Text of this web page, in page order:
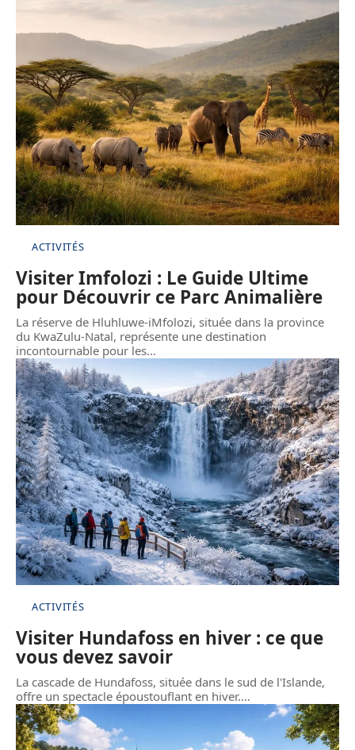
ACTIVITÉS
Visiter Imfolozi : Le Guide Ultime
pour Découvrir ce Parc Animalière
La réserve de Hluhluwe-iMfolozi, située dans la province
du KwaZulu-Natal, représente une destination
incontournable pour les…
ACTIVITÉS
Visiter Hundafoss en hiver : ce que
vous devez savoir
La cascade de Hundafoss, située dans le sud de l'Islande,
offre un spectacle époustouflant en hiver.…